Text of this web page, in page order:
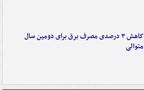
کاهش ۳ درصدی مصرف برق برای دومین سال
متوالی